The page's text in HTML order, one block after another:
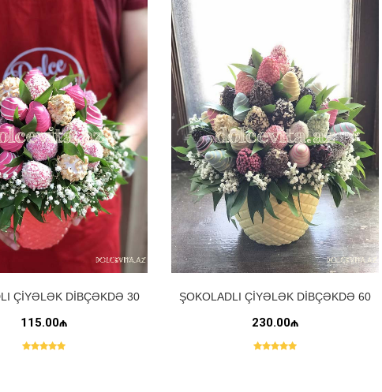
ŞOKOLADLI ÇIYƏLƏK DIBÇƏKDƏ 60
230.00₼
ÇIYƏLƏK DIBÇƏKDƏ 30
115.00₼